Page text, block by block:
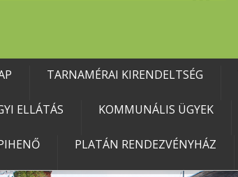
TARNAMÉRAI KIRENDELTSÉG
ELLÁTÁS KOMMUNÁLIS ÜGYEK
PLATÁN RENDEZVÉNYHÁZ